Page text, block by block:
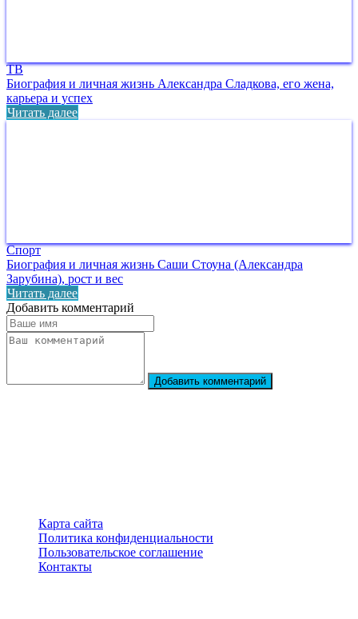
ТВ
Биография и личная жизнь Александра Сладкова, его жена,
карьера и успех
Читать далее
Спорт
Биография и личная жизнь Саши Стоуна (Александра
Зарубина), рост и вес
Читать далее
Добавить комментарий
Добавить комментарий
Карта сайта
Политика конфиденциальности
Пользовательское соглашение
Контакты